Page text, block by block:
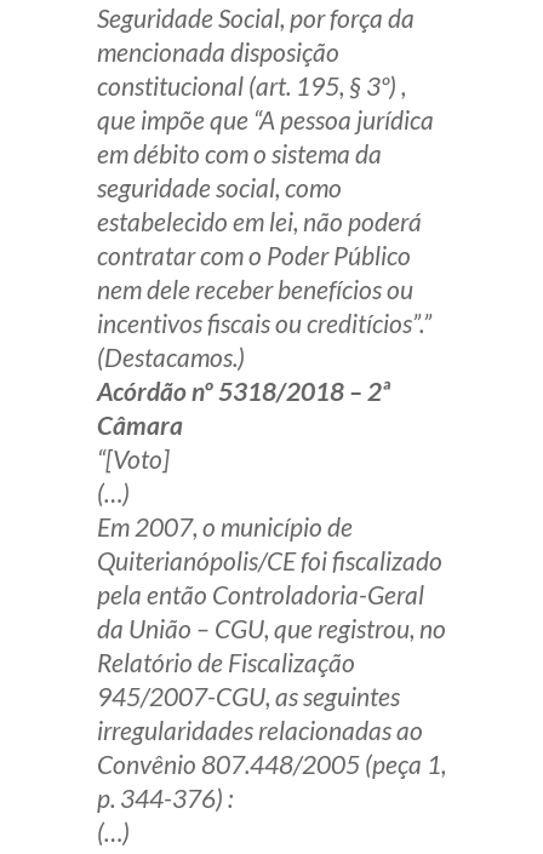
Seguridade Social, por força da
mencionada disposição
constitucional (art. 195, § 3º) ,
que impõe que “A pessoa jurídica
em débito com o sistema da
seguridade social, como
estabelecido em lei, não poderá
contratar com o Poder Público
nem dele receber benefícios ou
incentivos fiscais ou creditícios”.”
(Destacamos.)
Acórdão nº 5318/2018 – 2ª
Câmara
“[Voto]
(…)
Em 2007, o município de
Quiterianópolis/CE foi fiscalizado
pela então Controladoria-Geral
da União – CGU, que registrou, no
Relatório de Fiscalização
945/2007-CGU, as seguintes
irregularidades relacionadas ao
Convênio 807.448/2005 (peça 1,
p. 344-376) :
(…)